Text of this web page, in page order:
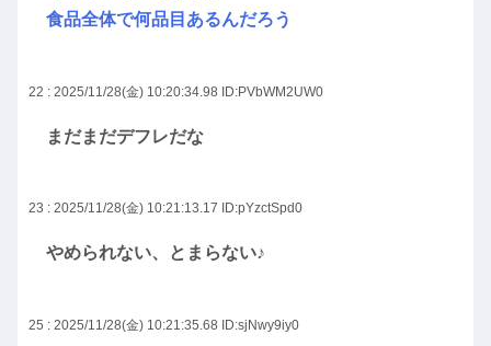
食品全体で何品目あるんだろう
22 : 2025/11/28(金) 10:20:34.98 ID:PVbWM2UW0
まだまだデフレだな
23 : 2025/11/28(金) 10:21:13.17 ID:pYzctSpd0
やめられない、とまらない♪
25 : 2025/11/28(金) 10:21:35.68 ID:sjNwy9iy0